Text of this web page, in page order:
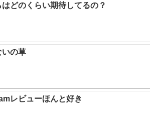
どのくらい期待してるの？
いの草
レビューほんと好き